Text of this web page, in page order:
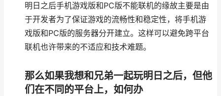
明日之后手机游戏版和PC版不能联机的缘故主要是由
于开发者为了保证游戏的流畅性和稳定性，将手机游
戏版和PC版的服务器分开建立。这样可以避免跨平台
联机也许带来的不适应和技术难题。
那么如果我想和兄弟一起玩明日之后，但他
们在不同的平台上，如何办